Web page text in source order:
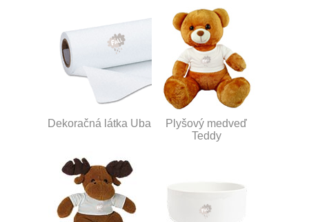
Dekoračná látka Uba
Plyšový medveď
Teddy